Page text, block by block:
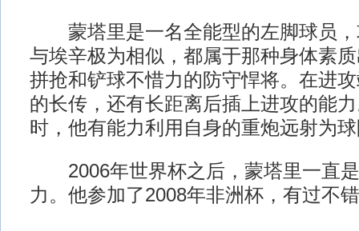
蒙塔里是一名全能型的左脚球员，
与埃辛极为相似，都属于那种身体素
拼抢和铲球不惜力的防守悍将。在进
的长传，还有长距离后插上进攻的能
时，他有能力利用自身的重炮远射为
2006年世界杯之后，蒙塔里一直是
力。他参加了2008年非洲杯，有过不